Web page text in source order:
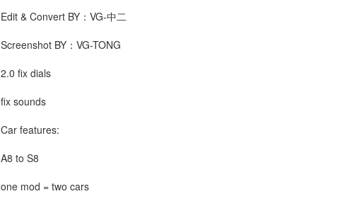
Edit & Convert BY：VG-中二
Screenshot BY：VG-TONG
2.0 fix dials
fix sounds
Car features:
A8 to S8
one mod = two cars